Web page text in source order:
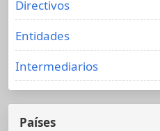
Directivos
Entidades
Intermediarios
Países